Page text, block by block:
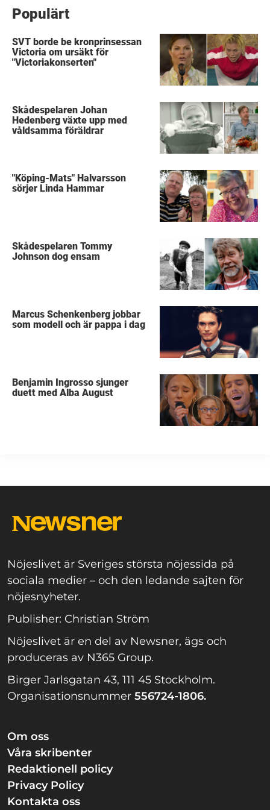
Populärt
SVT borde be kronprinsessan
Victoria om ursäkt för
"Victoriakonserten"
Skådespelaren Johan
Hedenberg växte upp med
våldsamma föräldrar
"Köping-Mats" Halvarsson
sörjer Linda Hammar
Skådespelaren Tommy
Johnson dog ensam
Marcus Schenkenberg jobbar
som modell och är pappa i dag
Benjamin Ingrosso sjunger
duett med Alba August
Nöjeslivet är Sveriges största nöjessida på
sociala medier – och den ledande sajten för
nöjesnyheter.
Publisher: Christian Ström
Nöjeslivet är en del av Newsner, ägs och
produceras av N365 Group.
Birger Jarlsgatan 43, 111 45 Stockholm.
Organisationsnummer 556724-1806.
Om oss
Våra skribenter
Redaktionell policy
Privacy Policy
Kontakta oss